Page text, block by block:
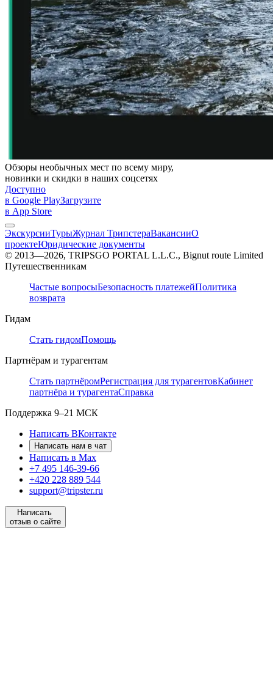
Обзоры необычных мест по всему миру,
новинки и скидки в наших соцсетях
Доступно
в Google PlayЗагрузите
в App Store
ЭкскурсииТурыЖурнал ТрипстераВакансииО
проектеЮридические документы
© 2013—2026, TRIPSGO PORTAL L.L.C., Bignut route Limited
Путешественникам
Частые вопросыБезопасность платежейПолитика
возврата
Гидам
Стать гидомПомощь
Партнёрам и турагентам
Стать партнёромРегистрация для турагентовКабинет
партнёра и турагентаСправка
Поддержка 9–21 МСК
Написать ВКонтакте
Написать нам в чат
Написать в Max
+7 495 146-39-66
+420 228 889 544
support@tripster.ru
Написать
отзыв о сайте